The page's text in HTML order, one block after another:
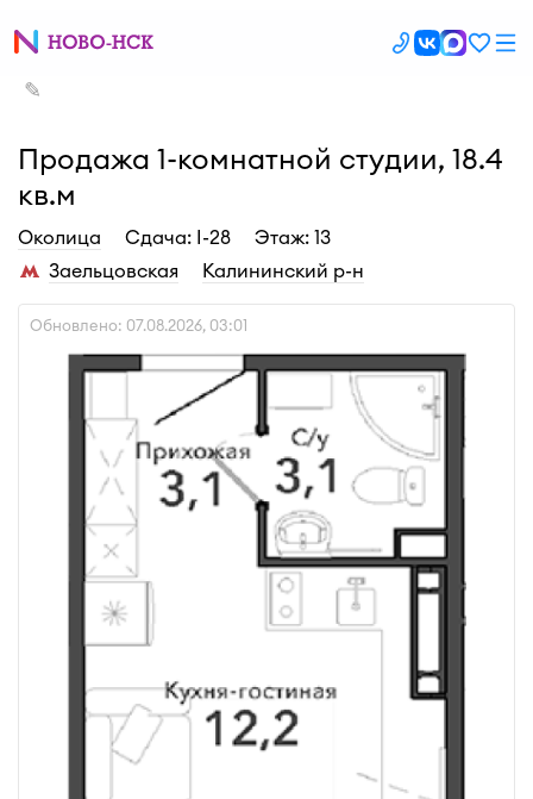
✎
Продажа 1-комнатной студии, 18.4
кв.м
Околица Cдача: I-28
Этаж: 13
Заельцовская
Калининский р-н
Обновлено: 07.08.2026, 03:01